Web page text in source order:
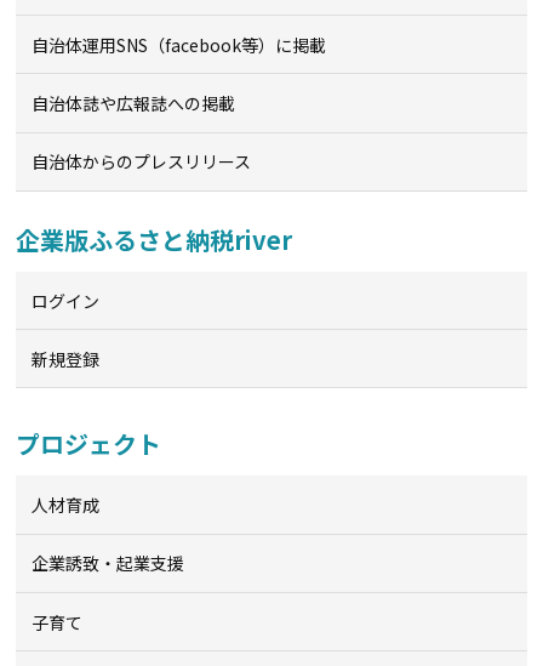
自治体運用SNS（facebook等）に掲載
自治体誌や広報誌への掲載
自治体からのプレスリリース
企業版ふるさと納税river
ログイン
新規登録
プロジェクト
人材育成
企業誘致・起業支援
子育て